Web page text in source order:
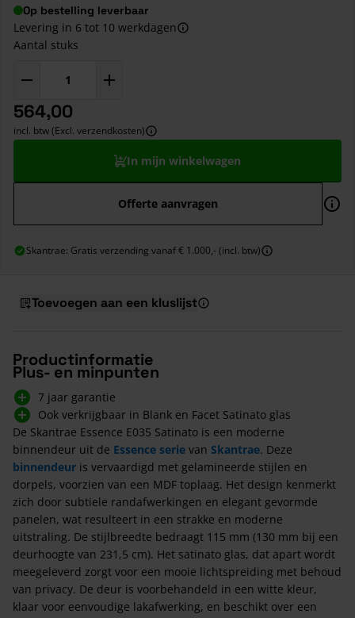
Op bestelling leverbaar
Levering in 6 tot 10 werkdagen
Aantal stuks
564,00
incl. btw (Excl. verzendkosten)
In mijn winkelwagen
Offerte aanvragen
Skantrae: Gratis verzending vanaf € 1.000,- (incl. btw)
Toevoegen aan een kluslijst
Productinformatie
Plus- en minpunten
7 jaar garantie
Ook verkrijgbaar in Blank en Facet Satinato glas
De Skantrae Essence E035 Satinato is een moderne
binnendeur uit de Essence serie van Skantrae. Deze
binnendeur is vervaardigd met gelamineerde stijlen en
dorpels, voorzien van een MDF toplaag. Het design kenmerkt
zich door subtiele randafwerkingen en elegant gevormde
panelen, wat resulteert in een strakke en moderne
uitstraling. De stijlbreedte bedraagt 115 mm (130 mm bij een
deurhoogte van 231,5 cm). Het satinato glas, dat apart wordt
meegeleverd zorgt voor een mooie lichtspreiding met behoud
van privacy. De deur is voorbehandeld in een witte kleur,
klaar voor eenvoudige lakafwerking, en beschikt over een